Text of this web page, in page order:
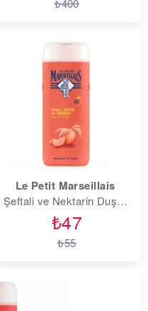
₺400
Le Petit Marseillais
Şeftali ve Nektarin Duş Jeli 400 gr
₺47
₺55